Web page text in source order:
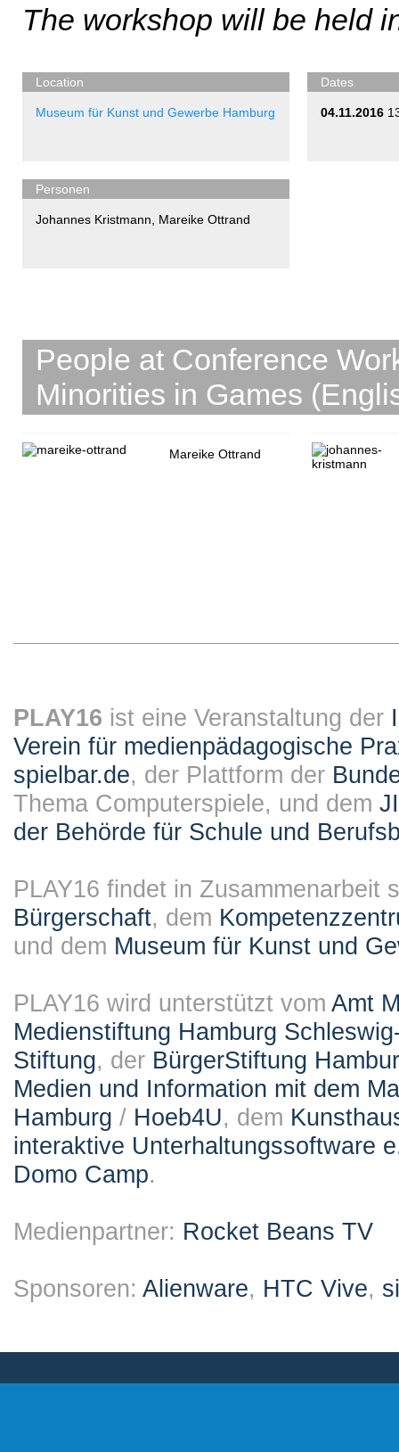
The workshop will be held
Location
Museum für Kunst und Gewerbe Hamburg
Dates
04.11.2016
Personen
Johannes Kristmann Mareike Ottrand
People at Conference
Minorities in Games
Mareike Ottrand
PLAY16 ist eine Veranstaltung der
Verein für medienpädagogische
spielbar.de, der Plattform der
Thema Computerspiele, und dem
der Behörde für Schule und
PLAY16 findet in Zusammenarbeit
Bürgerschaft, dem
und dem Museum für Kunst und
PLAY16 wird unterstützt vom Amt
Medienstiftung Hamburg
Stiftung, der BürgerStiftung
Medien und Information mit dem
Hamburg / Hoeb4U, dem
interaktive Unterhaltungssoftware
Domo Camp.
Medienpartner: Rocket Beans TV
Sponsoren: Alienware, HTC Vive,